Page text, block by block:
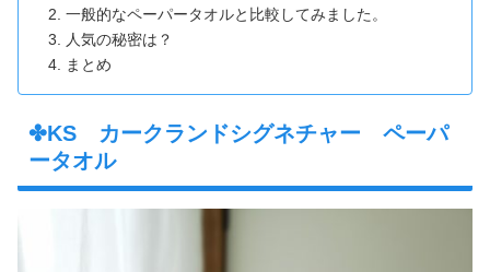
一般的なペーパータオルと比較してみました。
人気の秘密は？
まとめ
✤KS カークランドシグネチャー ペーパ
ータオル